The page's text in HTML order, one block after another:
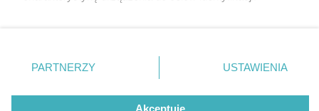
Gliwice
zmienić/wycofać klikając przycisk ustawień prywatności
znajdujący się w lewym dolnym rogu strony
rodzaje przetwarzania danych nie wymagają zgody
użytkownika, ale masz prawo sprzeciwić się takiemu
PARTNERZY USTAWIENIA
Akceptuję